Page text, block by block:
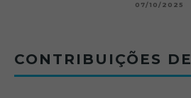
CONTRIBUIÇÕES DE